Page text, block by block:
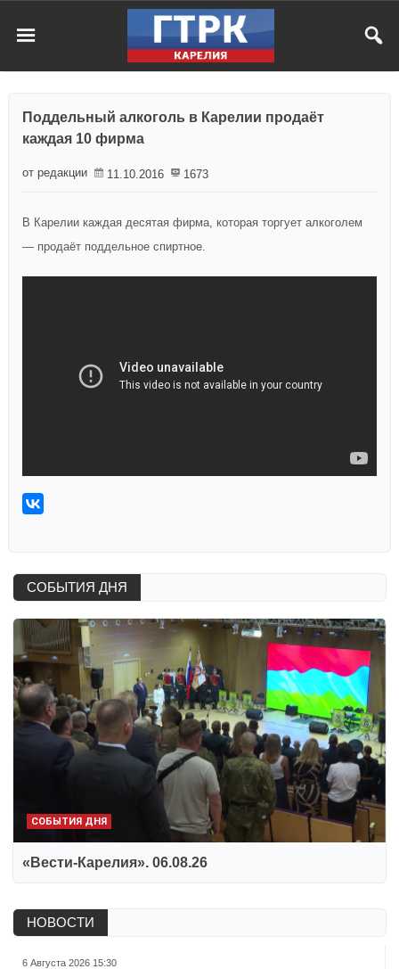
Поддельный алкоголь в Карелии продаёт
каждая 10 фирма
от редакции 11.10.2016 1673
В Карелии каждая десятая фирма, которая торгует алкоголем
— продаёт поддельное спиртное.
СОБЫТИЯ ДНЯ
СОБЫТИЯ ДНЯ
«Вести-Карелия». 06.08.26
НОВОСТИ
6 Августа 2026 15:30